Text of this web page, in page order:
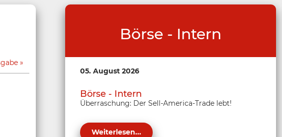
Börse - Intern
05. August 2026
Börse - Intern
Überraschung: Der Sell-America-Trade lebt!
Weiterlesen...